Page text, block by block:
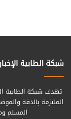
شبكة الطابية
تهدف شبكة الطابية
الملتزمة بالدقة
المسلم